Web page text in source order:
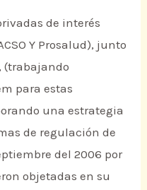
de interés
Y Prosalud), junto
(trabajando
para estas
una estrategia
de regulación de
del 2006 por
objetadas en su